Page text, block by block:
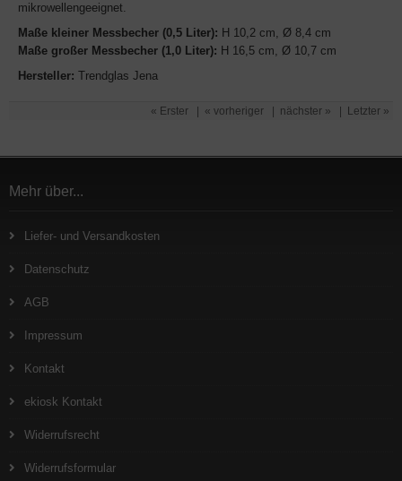
mikrowellengeeignet.
Maße kleiner Messbecher (0,5 Liter): H 10,2 cm, Ø 8,4 cm
Maße großer Messbecher (1,0 Liter): H 16,5 cm, Ø 10,7 cm
Hersteller: Trendglas Jena
« Erster « vorheriger nächster » Letzter »
Mehr über...
Liefer- und Versandkosten
Datenschutz
AGB
Impressum
Kontakt
ekiosk Kontakt
Widerrufsrecht
Widerrufsformular